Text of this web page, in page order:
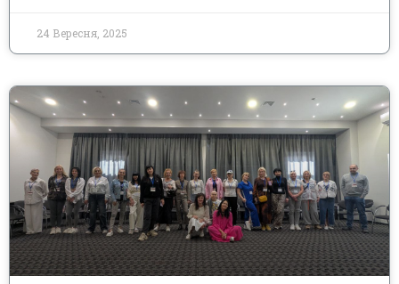
24 Вересня, 2025